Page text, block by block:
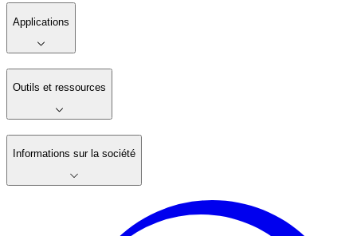
Applications
Outils et ressources
Informations sur la société